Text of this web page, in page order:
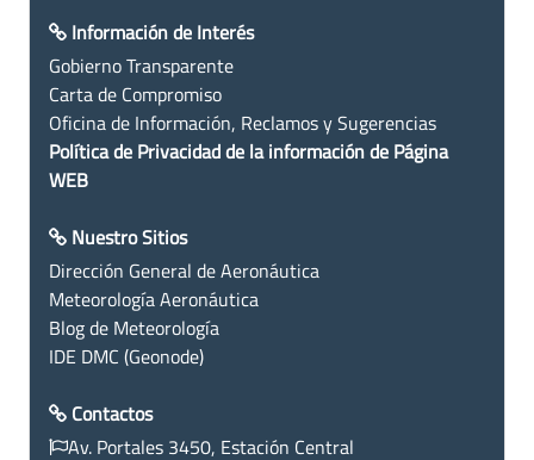
Información de Interés
Gobierno Transparente
Carta de Compromiso
Oficina de Información, Reclamos y Sugerencias
Política de Privacidad de la información de Página
WEB
Nuestro Sitios
Dirección General de Aeronáutica
Meteorología Aeronáutica
Blog de Meteorología
IDE DMC (Geonode)
Contactos
Av. Portales 3450, Estación Central